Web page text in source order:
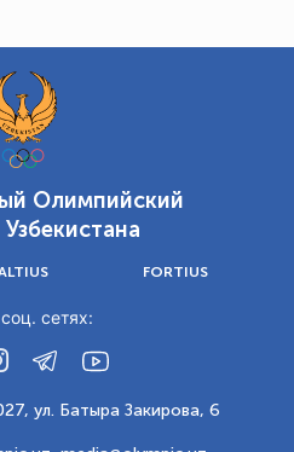
Олимпийский
FORTIUS
сетях:
ул. Батыра Закирова, 6